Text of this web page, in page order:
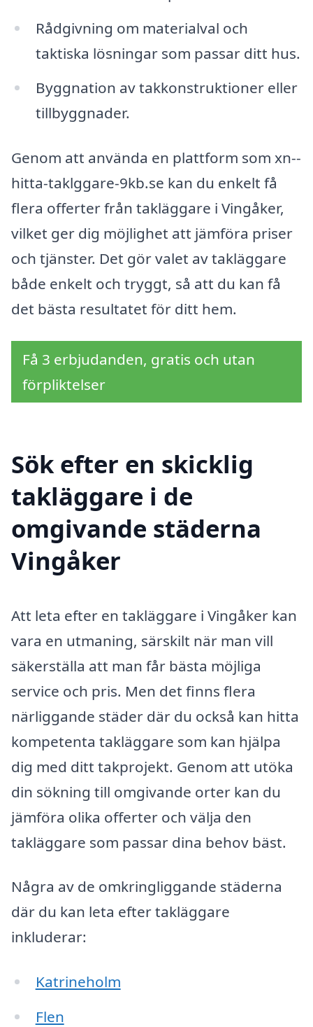
Rådgivning om materialval och
taktiska lösningar som passar ditt hus.
Byggnation av takkonstruktioner eller
tillbyggnader.
Genom att använda en plattform som xn--
hitta-taklggare-9kb.se kan du enkelt få
flera offerter från takläggare i Vingåker,
vilket ger dig möjlighet att jämföra priser
och tjänster. Det gör valet av takläggare
både enkelt och tryggt, så att du kan få
det bästa resultatet för ditt hem.
Få 3 erbjudanden, gratis och utan
förpliktelser
Sök efter en skicklig
takläggare i de
omgivande städerna
Vingåker
Att leta efter en takläggare i Vingåker kan
vara en utmaning, särskilt när man vill
säkerställa att man får bästa möjliga
service och pris. Men det finns flera
närliggande städer där du också kan hitta
kompetenta takläggare som kan hjälpa
dig med ditt takprojekt. Genom att utöka
din sökning till omgivande orter kan du
jämföra olika offerter och välja den
takläggare som passar dina behov bäst.
Några av de omkringliggande städerna
där du kan leta efter takläggare
inkluderar:
Katrineholm
Flen